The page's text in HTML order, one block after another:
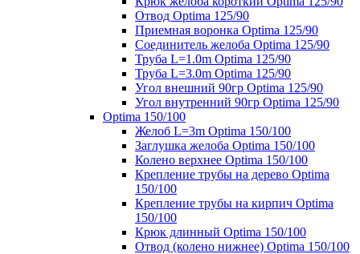
Отвод Optima 125/90
Приемная воронка Optima 125/90
Соединитель желоба Optima 125/90
Труба L=1.0m Optima 125/90
Труба L=3.0m Optima 125/90
Угол внешний 90гр Optima 125/90
Угол внутренний 90гр Optima 125/90
Optima 150/100
Желоб L=3m Optima 150/100
Заглушка желоба Optima 150/100
Колено верхнее Optima 150/100
Крепление трубы на дерево Optima
150/100
Крепление трубы на кирпич Optima
150/100
Крюк длинный Optima 150/100
Отвод (колено нижнее) Optima 150/100